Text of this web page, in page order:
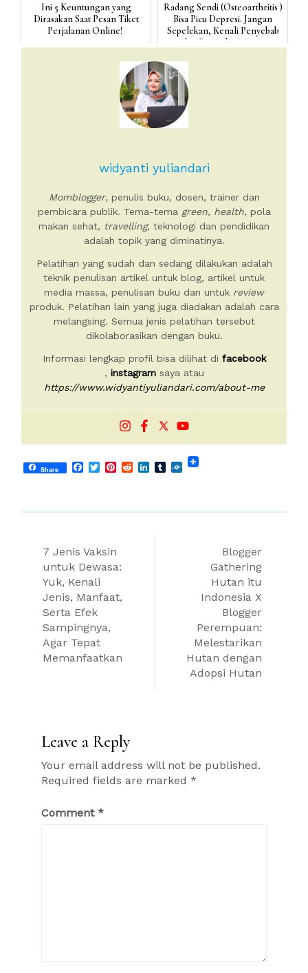
Ini 5 Keuntungan yang
Dirasakan Saat Pesan Tiket
Perjalanan Online!
Radang Sendi (Osteoarthritis )
Bisa Picu Depresi. Jangan
Sepelekan, Kenali Penyebab
dan Pengobatanny...
widyanti yuliandari
Momblogger, penulis buku, dosen, trainer dan
pembicara publik. Tema-tema green, health, pola
makan sehat, travelling, teknologi dan pendidikan
adalah topik yang diminatinya.
Pelatihan yang sudah dan sedang dilakukan adalah
teknik penulisan artikel untuk blog, artikel untuk
media massa, penulisan buku dan untuk review
produk. Pelatihan lain yang juga diadakan adalah cara
melangsing. Semua jenis pelatihan tersebut
dikolaborasikan dengan buku.
Informasi lengkap profil bisa dilihat di facebook
, instagramsaya atau
https://www.widyantiyuliandari.com/about-me
Share Facebook
TwitterPinterest
RedditLinkedIn
Tumblr
Folkd
Post
navigation
7 Jenis Vaksin
untuk Dewasa:
Yuk, Kenali
Jenis, Manfaat,
Serta Efek
Sampingnya,
Agar Tepat
Memanfaatkan
Blogger
Gathering
Hutan itu
Indonesia X
Blogger
Perempuan:
Melestarikan
Hutan dengan
Adopsi Hutan
Leave a Reply
Your email address will not be published.
Required fields are marked *
Comment *